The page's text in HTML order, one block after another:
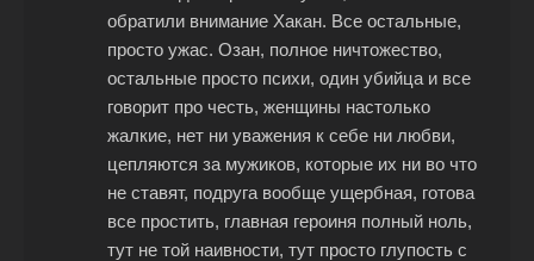
обратили внимание Хакан. Все остальные,
просто ужас. Озан, полное ничтожество,
остальные просто психи, один убийца и все
говорит про честь, женщины настолько
жалкие, нет ни уважения к себе ни любви,
цепляются за мужиков, которые их ни во что
не ставят, подруга вообще ущербная, готова
все простить, главная героиня полный ноль,
тут не той наивности, тут просто глупость с